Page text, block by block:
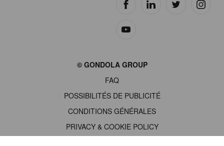
© GONDOLA GROUP
FAQ
POSSIBILITÉS DE PUBLICITÉ
CONDITIONS GÉNÉRALES
PRIVACY & COOKIE POLICY